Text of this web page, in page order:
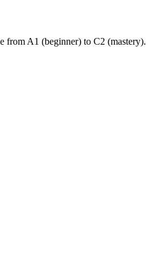
from A1 (beginner) to C2 (mastery).